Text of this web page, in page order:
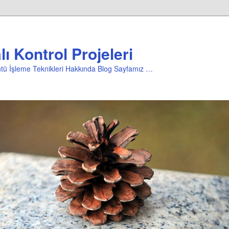
Kontrol Projeleri
İşleme Teknikleri Hakkında Blog Sayfamız …